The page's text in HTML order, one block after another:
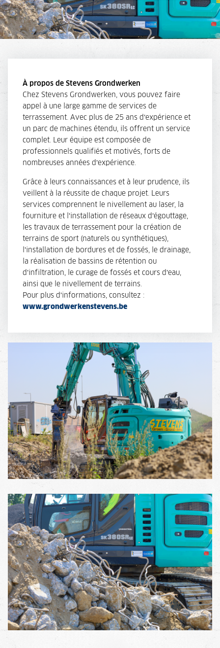
À propos de Stevens Grondwerken
Chez Stevens Grondwerken, vous pouvez faire
appel à une large gamme de services de
terrassement. Avec plus de 25 ans d’expérience et
un parc de machines étendu, ils offrent un service
complet. Leur équipe est composée de
professionnels qualifiés et motivés, forts de
nombreuses années d’expérience.
Grâce à leurs connaissances et à leur prudence, ils
veillent à la réussite de chaque projet. Leurs
services comprennent le nivellement au laser, la
fourniture et l’installation de réseaux d’égouttage,
les travaux de terrassement pour la création de
terrains de sport (naturels ou synthétiques),
l’installation de bordures et de fossés, le drainage,
la réalisation de bassins de rétention ou
d’infiltration, le curage de fossés et cours d’eau,
ainsi que le nivellement de terrains.
Pour plus d’informations, consultez :
www.grondwerkenstevens.be